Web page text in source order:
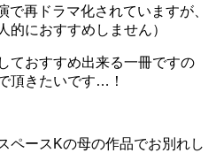
で再ドラマ化されていますが、
的におすすめしません）
ておすすめ出来る一冊ですの
頂きたいです…！
ペースKの母の作品でお別れし